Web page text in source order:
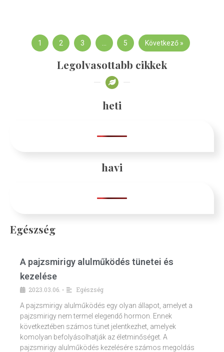
1 2 3 … 5 Következő »
Legolvasottabb cikkek
heti
havi
Egészség
A pajzsmirigy alulműködés tünetei és
kezelése
2023.03.06. •
Egészség
A pajzsmirigy alulműködés egy olyan állapot, amelyet a
pajzsmirigy nem termel elegendő hormon. Ennek
következtében számos tünet jelentkezhet, amelyek
komolyan befolyásolhatják az életminőséget. A
pajzsmirigy alulműködés kezelésére számos megoldás